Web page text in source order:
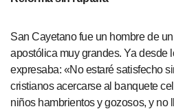
San Cayetano fue un hombre de
apostólica muy grandes. Ya desde
expresaba: «No estaré satisfecho
cristianos acercarse al banquete
niños hambrientos y gozosos, y no